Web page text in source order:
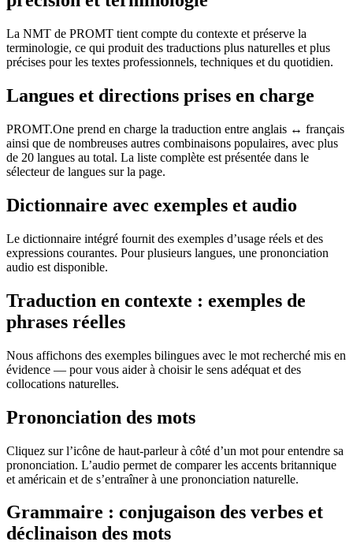
La NMT de PROMT tient compte du contexte et préserve la
terminologie, ce qui produit des traductions plus naturelles et plus
précises pour les textes professionnels, techniques et du quotidien.
Langues et directions prises en charge
PROMT.One prend en charge la traduction entre anglais ↔ français
ainsi que de nombreuses autres combinaisons populaires, avec plus
de 20 langues au total. La liste complète est présentée dans le
sélecteur de langues sur la page.
Dictionnaire avec exemples et audio
Le dictionnaire intégré fournit des exemples d’usage réels et des
expressions courantes. Pour plusieurs langues, une prononciation
audio est disponible.
Traduction en contexte : exemples de
phrases réelles
Nous affichons des exemples bilingues avec le mot recherché mis en
évidence — pour vous aider à choisir le sens adéquat et des
collocations naturelles.
Prononciation des mots
Cliquez sur l’icône de haut-parleur à côté d’un mot pour entendre sa
prononciation. L’audio permet de comparer les accents britannique
et américain et de s’entraîner à une prononciation naturelle.
Grammaire : conjugaison des verbes et
déclinaison des mots